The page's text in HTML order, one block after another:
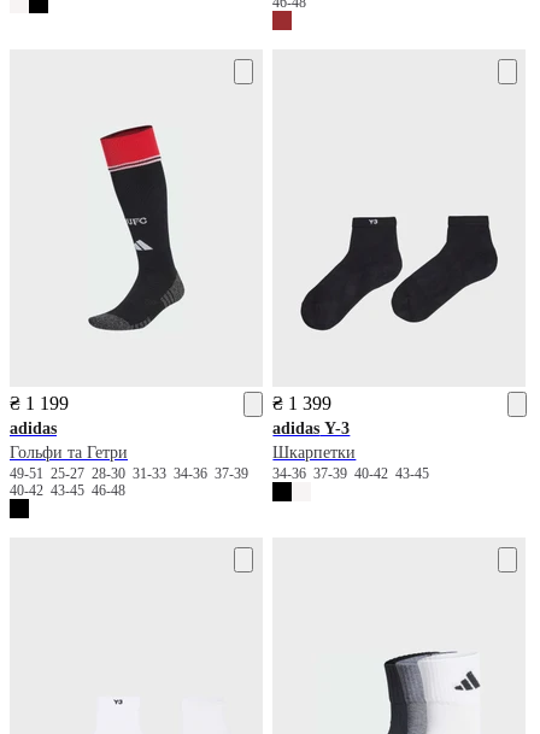
₴ 1 199
adidas
Гольфи та Гетри
49-51 25-27 28-30 31-33 34-36 37-39
40-42 43-45 46-48
₴ 1 399
adidas Y-3
Шкарпетки
34-3637-3940-4243-45